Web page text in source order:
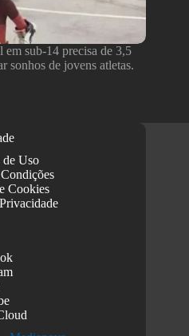
em sub-14 precisa de 3,5
sonhos de jovens atletas.
de Uso
Cookies